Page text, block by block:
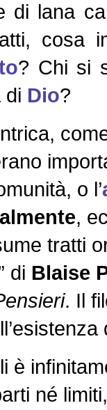
di lana
cosa
? Chi si
di Dio?
o l’
,
tratti
di Blaise
. Il
è
né